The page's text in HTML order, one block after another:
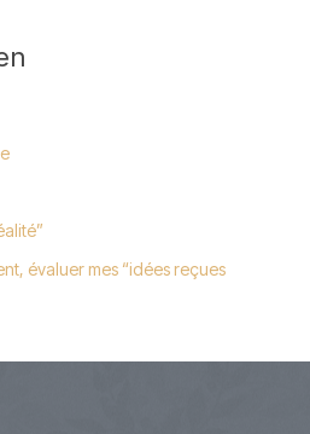
évaluer mes “idées reçues